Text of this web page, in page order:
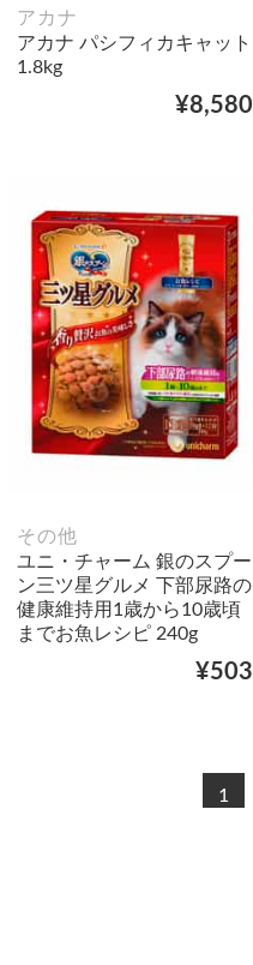
アカナ
アカナ パシフィカキャット
1.8kg
¥8,580
その他
ユニ・チャーム 銀のスプー
ン三ツ星グルメ 下部尿路の
健康維持用1歳から10歳頃
までお魚レシピ 240g
¥503
1